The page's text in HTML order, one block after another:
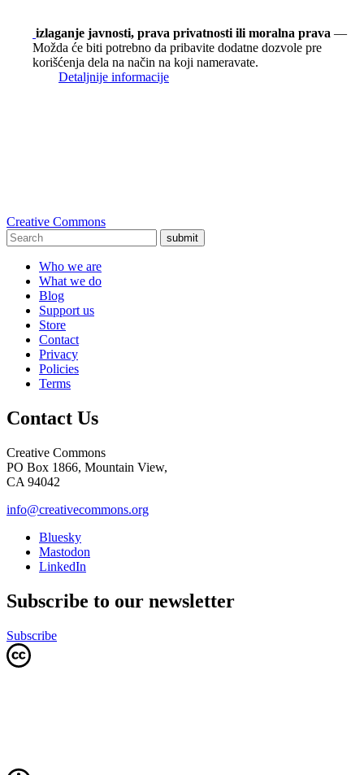
izlaganje javnosti, prava privatnosti ili moralna prava —
Možda će biti potrebno da pribavite dodatne dozvole pre
korišćenja dela na način na koji nameravate.
Detaljnije informacije
Creative Commons
submit
Who we are
What we do
Blog
Support us
Store
Contact
Privacy
Policies
Terms
Contact Us
Creative Commons
PO Box 1866, Mountain View,
CA 94042
info@creativecommons.org
Bluesky
Mastodon
LinkedIn
Subscribe to our newsletter
Subscribe